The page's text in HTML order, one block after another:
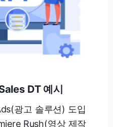
DT 예시
광고 솔루션) 도입
Rush(영상 제작